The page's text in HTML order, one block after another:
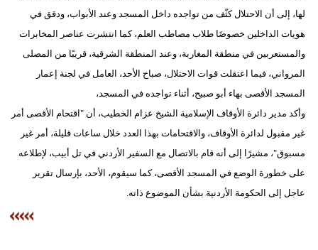
سيارات
لها، إلى أن الاحتلال كثّف من تواجده داخل المسجد وعند الأبواب، ودقق في
هويات الداخلين خصوصًا طلاب مصاطب العلم، كما انتشرت عناصر المخابرات
والمستعربين في منطقة المغاربة، وعند المنطقة الشرقية، قريبًا من المصلى
المرواني، فيما اعتقلت قوات الاحتلال، صباح الأحد، العامل في لجنة إعمار
المسجد الأقصى بهاء أبو صبيح، أثناء تواجده في المسجد،
وأكد مدير دائرة الأوقاف الإسلامية الشيخ عزام الخطيب، أن "اقتحام الأقصى أمر
غير مقبول لدائرة الأوقاف، والاقتحامات بهذا العدد خلال ساعات قليلة، أمر غير
مسبوق"، مشيرًا إلى أنه قام بالاتصال مع السفير الأردني في تل أبيب، لإطلاعه
على خطورة الوضع في المسجد الأقصى، كما سيقوم، الأحد، بإرسال تقرير
عاجل إلى الحكومة الأردنية بشأن الموضوع ذاته.